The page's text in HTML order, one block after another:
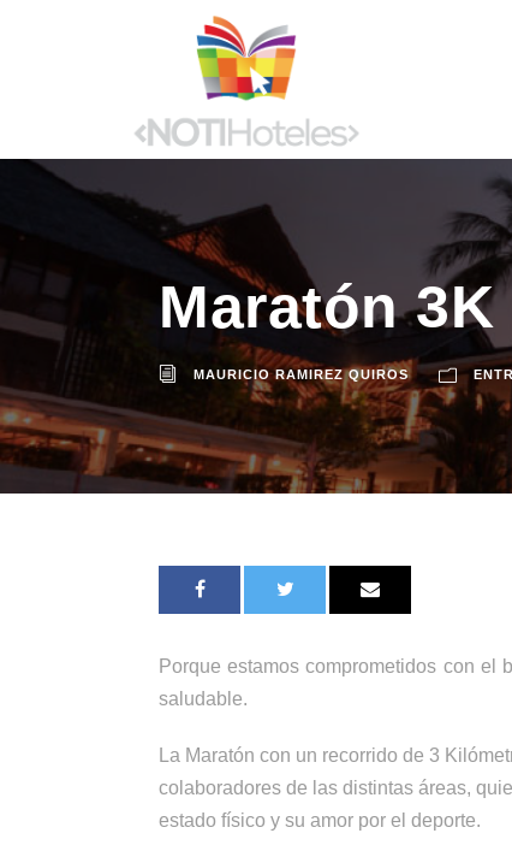
Maratón 3K
MAURICIO RAMIREZ QUIROS
Porque estamos comprometidos con
saludable.
La Maratón con un recorrido de 3
colaboradores de las distintas áreas,
estado físico y su amor por el deporte.